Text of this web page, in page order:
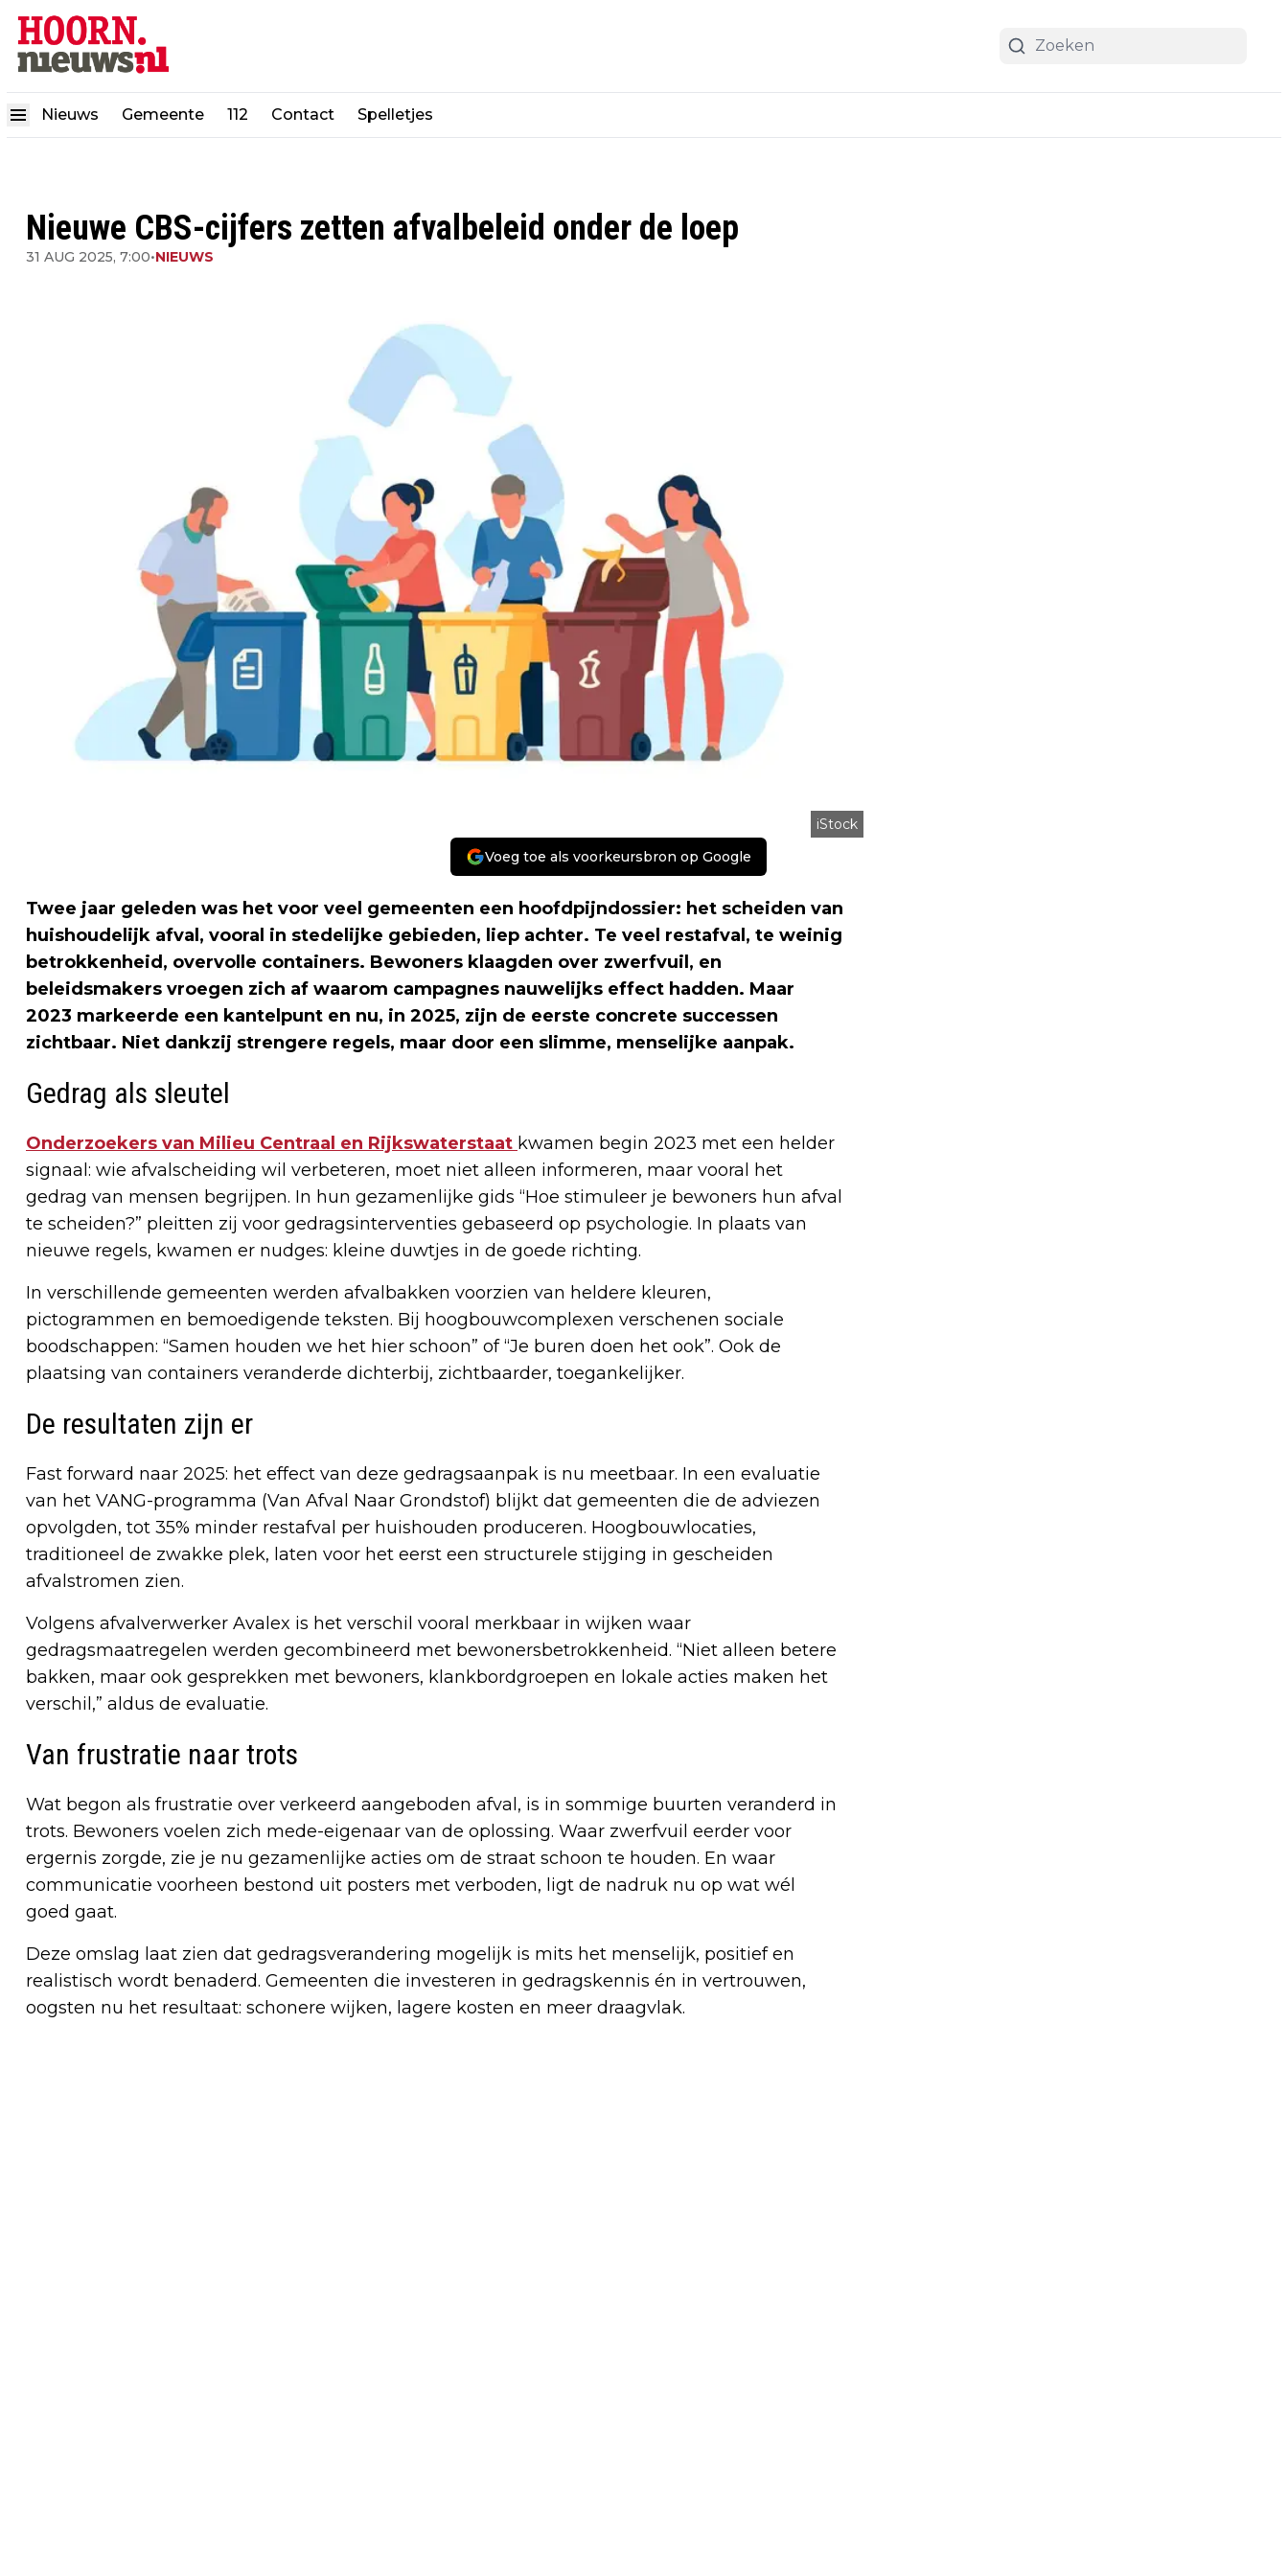
Nieuws Gemeente 112 Contact Spelletjes
Nieuwe CBS-cijfers zetten afvalbeleid onder de loep
31 AUG 2025, 7:00•NIEUWS
iStock
Voeg toe als voorkeursbron op Google
Twee jaar geleden was het voor veel gemeenten een hoofdpijndossier: het scheiden van
huishoudelijk afval, vooral in stedelijke gebieden, liep achter. Te veel restafval, te weinig
betrokkenheid, overvolle containers. Bewoners klaagden over zwerfvuil, en
beleidsmakers vroegen zich af waarom campagnes nauwelijks effect hadden. Maar
2023 markeerde een kantelpunt en nu, in 2025, zijn de eerste concrete successen
zichtbaar. Niet dankzij strengere regels, maar door een slimme, menselijke aanpak.
Gedrag als sleutel
Onderzoekers van Milieu Centraal en Rijkswaterstaat kwamen begin 2023 met een helder
signaal: wie afvalscheiding wil verbeteren, moet niet alleen informeren, maar vooral het
gedrag van mensen begrijpen. In hun gezamenlijke gids “Hoe stimuleer je bewoners hun afval
te scheiden?” pleitten zij voor gedragsinterventies gebaseerd op psychologie. In plaats van
nieuwe regels, kwamen er nudges: kleine duwtjes in de goede richting.
In verschillende gemeenten werden afvalbakken voorzien van heldere kleuren,
pictogrammen en bemoedigende teksten. Bij hoogbouwcomplexen verschenen sociale
boodschappen: “Samen houden we het hier schoon” of “Je buren doen het ook”. Ook de
plaatsing van containers veranderde dichterbij, zichtbaarder, toegankelijker.
De resultaten zijn er
Fast forward naar 2025: het effect van deze gedragsaanpak is nu meetbaar. In een evaluatie
van het VANG-programma (Van Afval Naar Grondstof) blijkt dat gemeenten die de adviezen
opvolgden, tot 35% minder restafval per huishouden produceren. Hoogbouwlocaties,
traditioneel de zwakke plek, laten voor het eerst een structurele stijging in gescheiden
afvalstromen zien.
Volgens afvalverwerker Avalex is het verschil vooral merkbaar in wijken waar
gedragsmaatregelen werden gecombineerd met bewonersbetrokkenheid. “Niet alleen betere
bakken, maar ook gesprekken met bewoners, klankbordgroepen en lokale acties maken het
verschil,” aldus de evaluatie.
Van frustratie naar trots
Wat begon als frustratie over verkeerd aangeboden afval, is in sommige buurten veranderd in
trots. Bewoners voelen zich mede-eigenaar van de oplossing. Waar zwerfvuil eerder voor
ergernis zorgde, zie je nu gezamenlijke acties om de straat schoon te houden. En waar
communicatie voorheen bestond uit posters met verboden, ligt de nadruk nu op wat wél
goed gaat.
Deze omslag laat zien dat gedragsverandering mogelijk is mits het menselijk, positief en
realistisch wordt benaderd. Gemeenten die investeren in gedragskennis én in vertrouwen,
oogsten nu het resultaat: schonere wijken, lagere kosten en meer draagvlak.